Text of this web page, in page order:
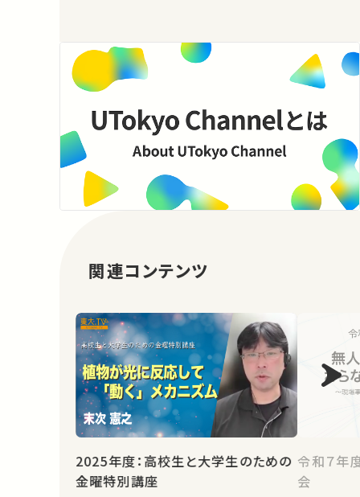
関連コンテンツ
2025年度：高校生と大学生のための
金曜特別講座
令和７年
会